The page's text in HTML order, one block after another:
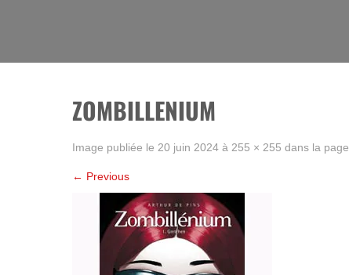
ZOMBILLENIUM
Image publiée le 20 juin 2024 à 255 × 255 dans la page
← Previous